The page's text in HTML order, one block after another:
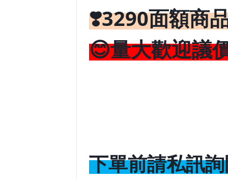
❣️3290面額商
😊量大歡迎議
下單前請私訊